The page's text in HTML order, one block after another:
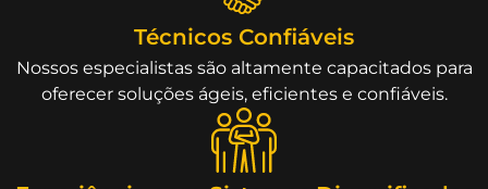
Técnicos Confiáveis
Nossos especialistas são altamente capacitados para
oferecer soluções ágeis, eficientes e confiáveis.